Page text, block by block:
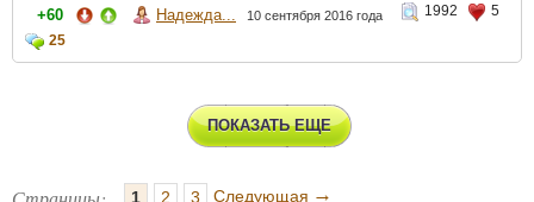
+60 Надежда... 10 сентября 2016 года 1992
5
25
ПОКАЗАТЬ ЕЩЕ
1 2 3 Следующая →